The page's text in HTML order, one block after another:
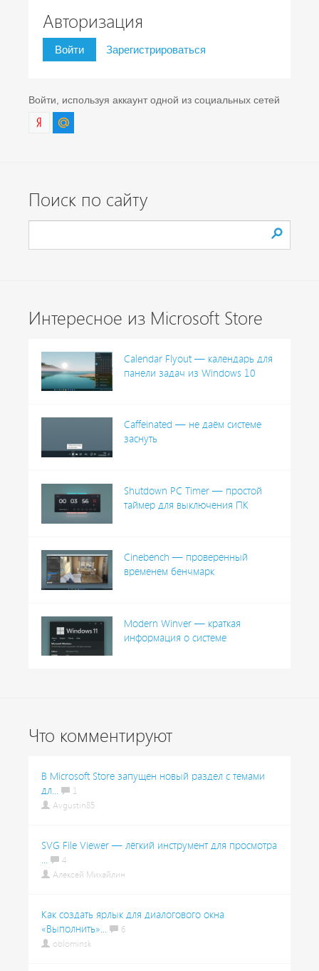
Авторизация
Войти Зарегистрироваться
Войти, используя аккаунт одной из социальных сетей
Поиск по сайту
Интересное из Microsoft Store
Calendar Flyout — календарь для
панели задач из Windows 10
Caffeinated — не даём системе
заснуть
Shutdown PC Timer — простой
таймер для выключения ПК
Cinebench — проверенный
временем бенчмарк
Modern Winver — краткая
информация о системе
Что комментируют
В Microsoft Store запущен новый раздел с темами
дл...
1
Avgustin85
SVG File Viewer — лёгкий инструмент для просмотра
...
4
Алексей Михайлин
Как создать ярлык для диалогового окна
«Выполнить»...
6
oblominsk